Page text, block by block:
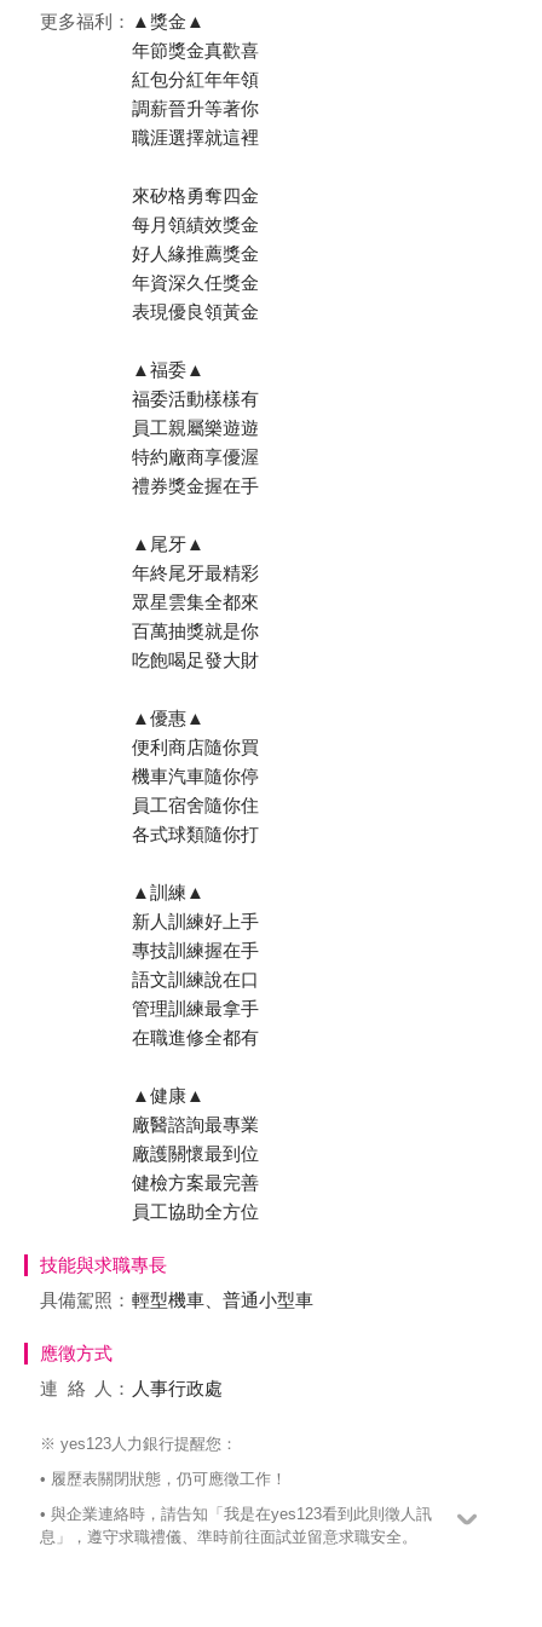
更多福利： ▲獎金▲
年節獎金真歡喜
紅包分紅年年領
調薪晉升等著你
職涯選擇就這裡
來矽格勇奪四金
每月領績效獎金
好人緣推薦獎金
年資深久任獎金
表現優良領黃金
▲福委▲
福委活動樣樣有
員工親屬樂遊遊
特約廠商享優渥
禮券獎金握在手
▲尾牙▲
年終尾牙最精彩
眾星雲集全都來
百萬抽獎就是你
吃飽喝足發大財
▲優惠▲
便利商店隨你買
機車汽車隨你停
員工宿舍隨你住
各式球類隨你打
▲訓練▲
新人訓練好上手
專技訓練握在手
語文訓練說在口
管理訓練最拿手
在職進修全都有
▲健康▲
廠醫諮詢最專業
廠護關懷最到位
健檢方案最完善
員工協助全方位
技能與求職專長
具備駕照： 輕型機車、普通小型車
應徵方式
連絡
人： 人事行政處
※ yes123人力銀行提醒您：
• 履歷表關閉狀態，仍可應徵工作！
• 與企業連絡時，請告知「我是在yes123看到此則徵人訊
息」，遵守求職禮儀、準時前往面試並留意求職安全。